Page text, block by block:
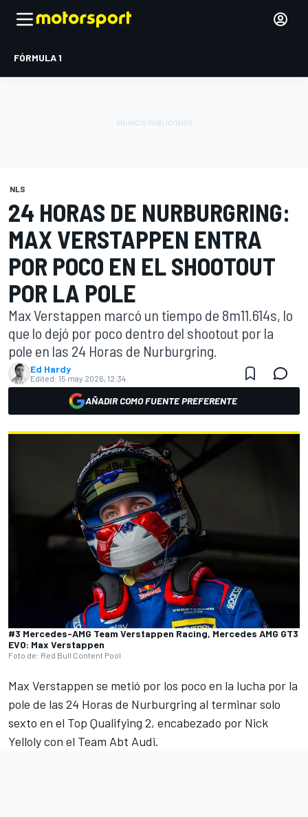
FÓRMULA 1
NLS
24 HORAS DE NURBURGRING:
MAX VERSTAPPEN ENTRA
POR POCO EN EL SHOOTOUT
POR LA POLE
Max Verstappen marcó un tiempo de 8m11.614s, lo
que lo dejó por poco dentro del shootout por la
pole en las 24 Horas de Nurburgring.
Ed Hardy
Edited: 15 may 2026, 12:34
AÑADIR COMO FUENTE PREFERENTE
#3 Mercedes-AMG Team Verstappen Racing, Mercedes AMG GT3
EVO: Max Verstappen
Foto de: Red Bull Content Pool
Max Verstappen se metió por los poco en la lucha por la
pole de las 24 Horas de Nurburgring al terminar solo
sexto en el Top Qualifying 2, encabezado por Nick
Yelloly con el Team Abt Audi.